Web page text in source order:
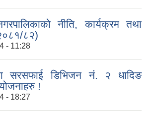
नीति, कार्यक्रम तथा
८२)
- 11:28
सरसफाई डिभिजन नं. २ धादिङ
!
- 18:27